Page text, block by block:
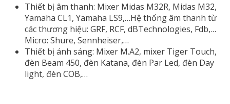
Thiết bị âm thanh: Mixer Midas M32R, Midas M32,
Yamaha CL1, Yamaha LS9,…Hệ thống âm thanh từ
các thương hiệu: GRF, RCF, dBTechnologies, Fdb,…
Micro: Shure, Sennheiser,…
Thiết bị ánh sáng: Mixer M.A2, mixer Tiger Touch,
đèn Beam 450, đèn Katana, đèn Par Led, đèn Day
light, đèn COB,…